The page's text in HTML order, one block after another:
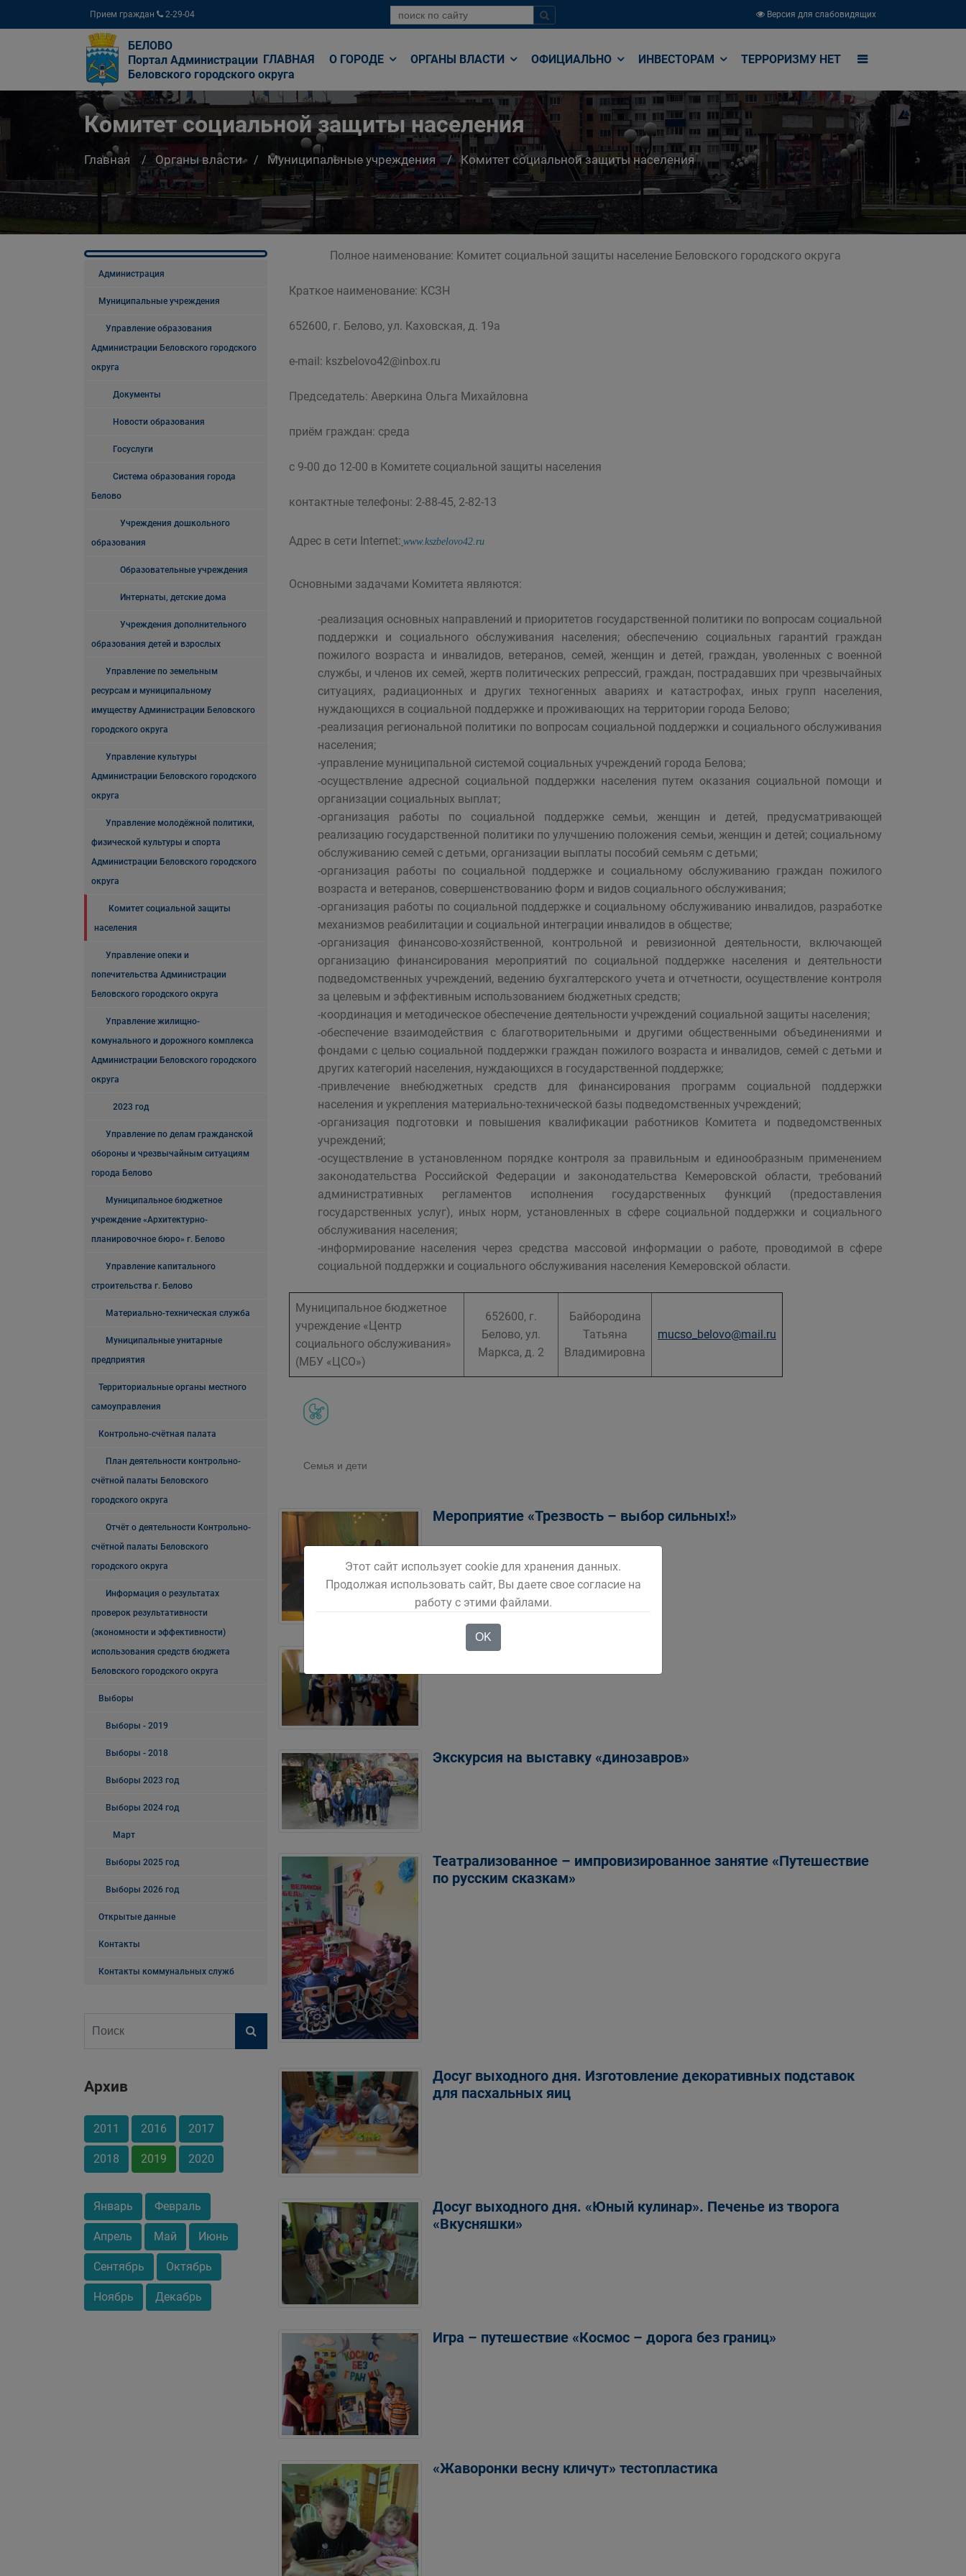
Прием граждан 2-29-04 Версия для слабовидящих
БЕЛОВО
Портал Администрации
Беловского городского округа
ГЛАВНАЯ О ГОРОДЕ ОРГАНЫ ВЛАСТИ ОФИЦИАЛЬНО ИНВЕСТОРАМ ТЕРРОРИЗМУ НЕТ
Комитет социальной защиты населения
Главная Органы власти Муниципальные учреждения Комитет социальной защиты населения
Администрация
Муниципальные учреждения
Управление образования
Администрации Беловского городского
округа
Документы
Новости образования
Госуслуги
Система образования города
Белово
Учреждения дошкольного
образования
Образовательные учреждения
Интернаты, детские дома
Учреждения дополнительного
образования детей и взрослых
Управление по земельным
ресурсам и муниципальному
имуществу Администрации Беловского
городского округа
Управление культуры
Администрации Беловского городского
округа
Управление молодёжной политики,
физической культуры и спорта
Администрации Беловского городского
округа
Комитет социальной защиты
населения
Управление опеки и
попечительства Администрации
Беловского городского округа
Управление жилищно-
комунального и дорожного комплекса
Администрации Беловского городского
округа
2023 год
Управление по делам гражданской
обороны и чрезвычайным ситуациям
города Белово
Муниципальное бюджетное
учреждение «Архитектурно-
планировочное бюро» г. Белово
Управление капитального
строительства г. Белово
Материально-техническая служба
Муниципальные унитарные
предприятия
Территориальные органы местного
самоуправления
Контрольно-счётная палата
План деятельности контрольно-
счётной палаты Беловского
городского округа
Отчёт о деятельности Контрольно-
счётной палаты Беловского
городского округа
Информация о результатах
проверок результативности
(экономности и эффективности)
использования средств бюджета
Беловского городского округа
Выборы
Выборы - 2019
Выборы - 2018
Выборы 2023 год
Выборы 2024 год
Март
Выборы 2025 год
Выборы 2026 год
Открытые данные
Контакты
Контакты коммунальных служб
Архив
2011 2016 2017
2018 2019 2020
Январь Февраль
Апрель Май Июнь
Сентябрь Октябрь
Ноябрь Декабрь
Полное наименование: Комитет социальной защиты население Беловского городского округа
Краткое наименование: КСЗН
652600, г. Белово, ул. Каховская, д. 19а
e-mail: kszbelovo42@inbox.ru
Председатель: Аверкина Ольга Михайловна
приём граждан: среда
с 9-00 до 12-00 в Комитете социальной защиты населения
контактные телефоны: 2-88-45, 2-82-13
Адрес в сети Internet: www.kszbelovo42.ru
Основными задачами Комитета являются:
-реализация основных направлений и приоритетов государственной политики по вопросам социальной
поддержки и социального обслуживания населения; обеспечению социальных гарантий граждан
пожилого возраста и инвалидов, ветеранов, семей, женщин и детей, граждан, уволенных с военной
службы, и членов их семей, жертв политических репрессий, граждан, пострадавших при чрезвычайных
ситуациях, радиационных и других техногенных авариях и катастрофах, иных групп населения,
нуждающихся в социальной поддержке и проживающих на территории города Белово;
-реализация региональной политики по вопросам социальной поддержки и социального обслуживания
населения;
-управление муниципальной системой социальных учреждений города Белова;
-осуществление адресной социальной поддержки населения путем оказания социальной помощи и
организации социальных выплат;
-организация работы по социальной поддержке семьи, женщин и детей, предусматривающей
реализацию государственной политики по улучшению положения семьи, женщин и детей; социальному
обслуживанию семей с детьми, организации выплаты пособий семьям с детьми;
-организация работы по социальной поддержке и социальному обслуживанию граждан пожилого
возраста и ветеранов, совершенствованию форм и видов социального обслуживания;
-организация работы по социальной поддержке и социальному обслуживанию инвалидов, разработке
механизмов реабилитации и социальной интеграции инвалидов в обществе;
-организация финансово-хозяйственной, контрольной и ревизионной деятельности, включающей
организацию финансирования мероприятий по социальной поддержке населения и деятельности
подведомственных учреждений, ведению бухгалтерского учета и отчетности, осуществление контроля
за целевым и эффективным использованием бюджетных средств;
-координация и методическое обеспечение деятельности учреждений социальной защиты населения;
-обеспечение взаимодействия с благотворительными и другими общественными объединениями и
фондами с целью социальной поддержки граждан пожилого возраста и инвалидов, семей с детьми и
других категорий населения, нуждающихся в государственной поддержке;
-привлечение внебюджетных средств для финансирования программ социальной поддержки
населения и укрепления материально-технической базы подведомственных учреждений;
-организация подготовки и повышения квалификации работников Комитета и подведомственных
учреждений;
-осуществление в установленном порядке контроля за правильным и единообразным применением
законодательства Российской Федерации и законодательства Кемеровской области, требований
административных регламентов исполнения государственных функций (предоставления
государственных услуг), иных норм, установленных в сфере социальной поддержки и социального
обслуживания населения;
-информирование населения через средства массовой информации о работе, проводимой в сфере
социальной поддержки и социального обслуживания населения Кемеровской области.
Муниципальное бюджетное
учреждение «Центр
социального обслуживания»
(МБУ «ЦСО»)
652600, г.
Белово, ул.
Маркса, д. 2
Байбородина
Татьяна
Владимировна
mucso_belovo@mail.ru
Семья и дети
Мероприятие «Трезвость – выбор сильных!»
День рождения в «Тёплом доме»
Экскурсия на выставку «динозавров»
Театрализованное – импровизированное занятие «Путешествие
по русским сказкам»
Досуг выходного дня. Изготовление декоративных подставок
для пасхальных яиц
Досуг выходного дня. «Юный кулинар». Печенье из творога
«Вкусняшки»
Игра – путешествие «Космос – дорога без границ»
«Жаворонки весну кличут» тестопластика
Этот сайт использует cookie для хранения данных.
Продолжая использовать сайт, Вы даете свое согласие на
работу с этими файлами.
OK